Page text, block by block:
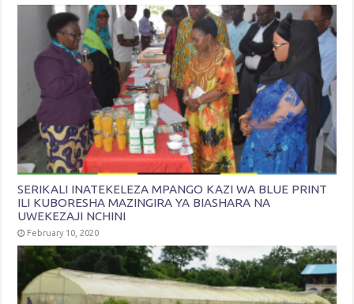
SERIKALI INATEKELEZA MPANGO KAZI WA BLUE PRINT
ILI KUBORESHA MAZINGIRA YA BIASHARA NA
UWEKEZAJI NCHINI
February 10, 2020